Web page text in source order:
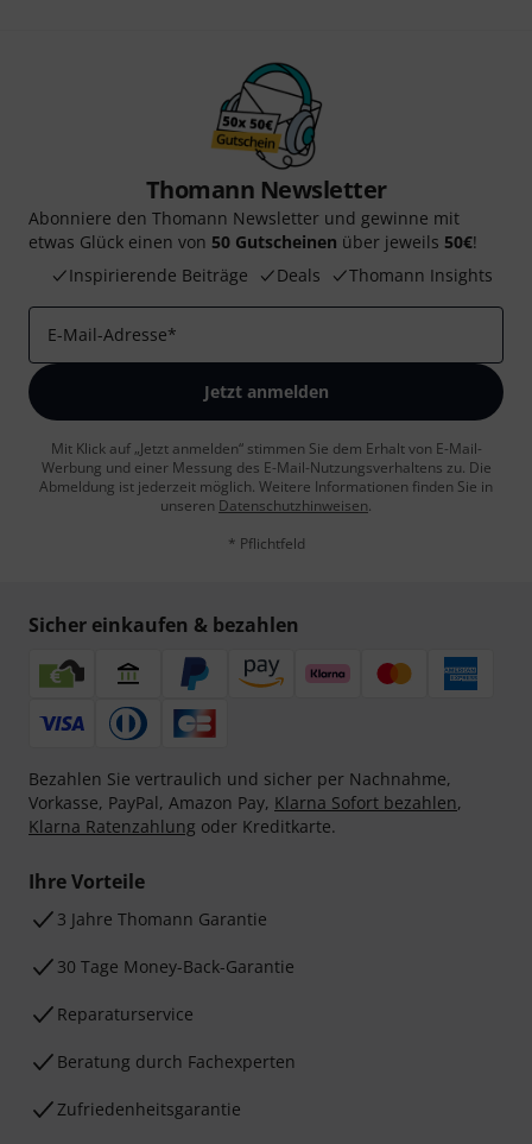
Thomann Newsletter
Abonniere den Thomann Newsletter und gewinne mit
etwas Glück einen von 50 Gutscheinen über jeweils 50€!
Inspirierende Beiträge
Deals Thomann Insights
E-Mail-Adresse*
Jetzt anmelden
Mit Klick auf „Jetzt anmelden“ stimmen Sie dem Erhalt von E-Mail-
Werbung und einer Messung des E-Mail-Nutzungsverhaltens zu. Die
Abmeldung ist jederzeit möglich. Weitere Informationen finden Sie in
unseren Datenschutzhinweisen.
* Pflichtfeld
Sicher einkaufen & bezahlen
Bezahlen Sie vertraulich und sicher per Nachnahme,
Vorkasse, PayPal, Amazon Pay, Klarna Sofort bezahlen,
Klarna Ratenzahlung oder Kreditkarte.
Ihre Vorteile
3 Jahre Thomann Garantie
30 Tage Money-Back-Garantie
Reparaturservice
Beratung durch Fachexperten
Zufriedenheitsgarantie